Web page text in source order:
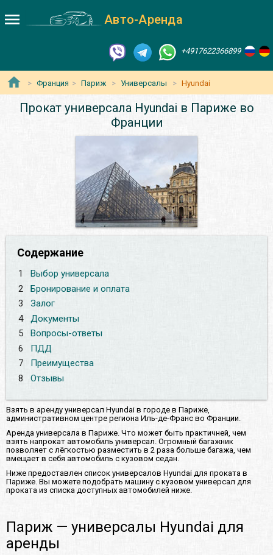
Авто-Аренда
+4917622366899
Франция Париж Универсалы Hyundai
Прокат универсала Hyundai в Париже во
Франции
Содержание
1
Выбор универсала
2
Бронирование и оплата
3
Залог
4
Документы
5
Вопросы-ответы
6
ПДД
7
Преимущества
8
Отзывы
Взять в аренду универсал Hyundai в городе в Париже,
административном центре региона Иль-де-Франс во Франции.
Аренда универсала в Париже. Что может быть практичней, чем
взять напрокат автомобиль универсал. Огромный багажник
позволяет с лёгкостью разместить в 2 раза больше багажа, чем
вмещает в себя автомобиль с кузовом седан.
Ниже предоставлен список универсалов Hyundai для проката в
Париже. Вы можете подобрать машину с кузовом универсал для
проката из списка доступных автомобилей ниже.
Париж — универсалы Hyundai для
аренды